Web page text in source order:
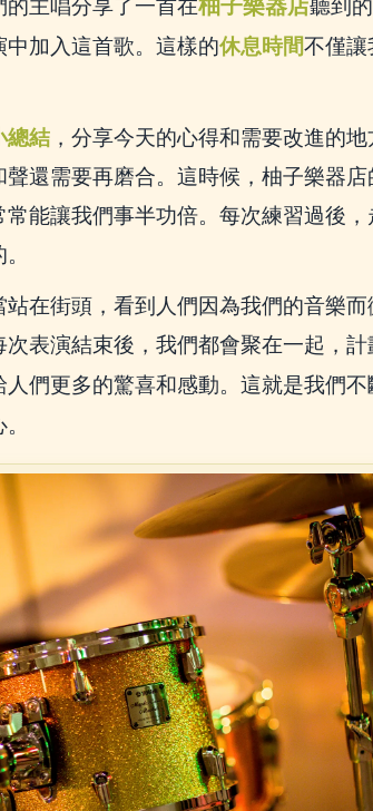
加入這首歌。這樣的休息時間不僅
總結 ，分享今天的心得和需要改進的
還需要再磨合。這時候，柚子樂器
能讓我們事半功倍。每次練習過後
在街頭，看到人們因為我們的音樂
次表演結束後，我們都會聚在一起，
們更多的驚喜和感動。這就是我們不